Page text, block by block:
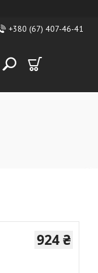
+380 (67) 407-46-41
924 ₴